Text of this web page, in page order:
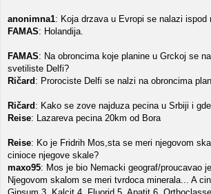
anonimna1: Koja drzava u Evropi se nalazi ispod
FAMAS: Holandija.
FAMAS: Na obroncima koje planine u Grckoj se
svetiliste Delfi?
Ričard : Prorociste Delfi se nalzi na obroncima
Ričard : Kako se zove najduza pecina u Srbiji i
Reise: Lazareva pecina 20km od Bora
Reise: Ko je Fridrih Mos,sta se meri njegovom
cinioce njegove skale?
maxo95: Mos je bio Nemacki geograf/proucavao
Njegovom skalom se meri tvrdoca minerala... A